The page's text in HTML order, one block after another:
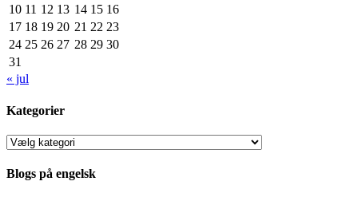
10 11 12 13 14 15 16
17 18 19 20 21 22 23
24 25 26 27 28 29 30
31
« jul
Kategorier
Kategorier
Blogs på engelsk